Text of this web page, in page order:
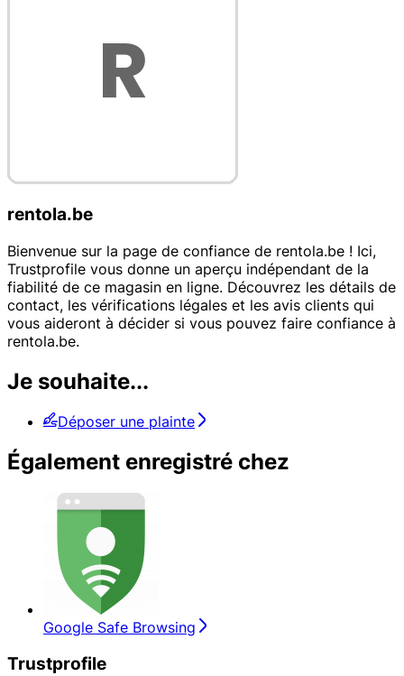
rentola.be
Bienvenue sur la page de confiance de rentola.be ! Ici,
Trustprofile vous donne un aperçu indépendant de la
fiabilité de ce magasin en ligne. Découvrez les détails de
contact, les vérifications légales et les avis clients qui
vous aideront à décider si vous pouvez faire confiance à
rentola.be.
Je souhaite...
Déposer une plainte
Également enregistré chez
Google Safe Browsing
Trustprofile